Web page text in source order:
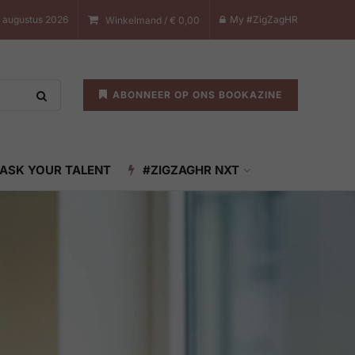
2026 Winkelmand / € 0,00 My #ZigZagHR
ABONNEER OP ONS BOOKAZINE
YOUR TALENT #ZIGZAGHR NXT